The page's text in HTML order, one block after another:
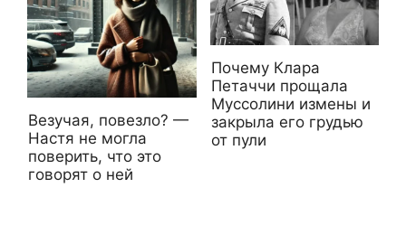
Везучая, повезло? —
Настя не могла
поверить, что это
говорят о ней
Почему Клара
Петаччи прощала
Муссолини измены и
закрыла его грудью
от пули